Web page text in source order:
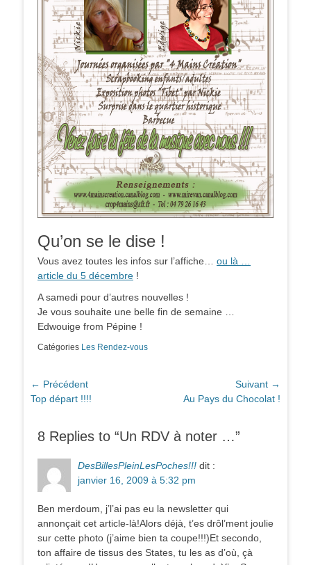
Qu’on se le dise !
Vous avez toutes les infos sur l’affiche… ou là …
article du 5 décembre !
A samedi pour d’autres nouvelles !
Je vous souhaite une belle fin de semaine …
Edwouige from Pépine !
Catégories Les Rendez-vous
Navigation
de
← Précédent
Article
Top départ !!!!
Suivant →
Au Pays du Chocolat !
8 Replies to “Un RDV à noter …”
DesBillesPleinLesPoches!!! dit :
janvier 16, 2009 à 5:32 pm
Ben merdoum, j’l’ai pas eu la newsletter qui
annonçait cet article-là!Alors déjà, t’es drôl’ment joulie
sur cette photo (j’aime bien ta coupe!!!)Et secondo,
ton affaire de tissus des States, tu les as d’où, çà